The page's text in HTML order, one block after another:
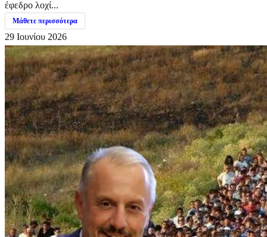
έφεδρο λοχί...
Μάθετε περισσότερα
29 Ιουνίου 2026